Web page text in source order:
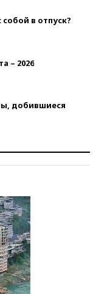
в отпуск?
– 2026
добившиеся